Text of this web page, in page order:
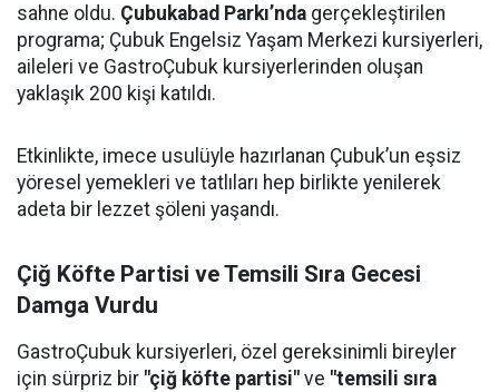
sahne oldu. Çubukabad Parkı’nda gerçekleştirilen
programa; Çubuk Engelsiz Yaşam Merkezi kursiyerleri,
aileleri ve GastroÇubuk kursiyerlerinden oluşan
yaklaşık 200 kişi katıldı.
Etkinlikte, imece usulüyle hazırlanan Çubuk’un eşsiz
yöresel yemekleri ve tatlıları hep birlikte yenilerek
adeta bir lezzet şöleni yaşandı.
Çiğ Köfte Partisi ve Temsili Sıra Gecesi
Damga Vurdu
GastroÇubuk kursiyerleri, özel gereksinimli bireyler
için sürpriz bir "çiğ köfte partisi" ve "temsili sıra